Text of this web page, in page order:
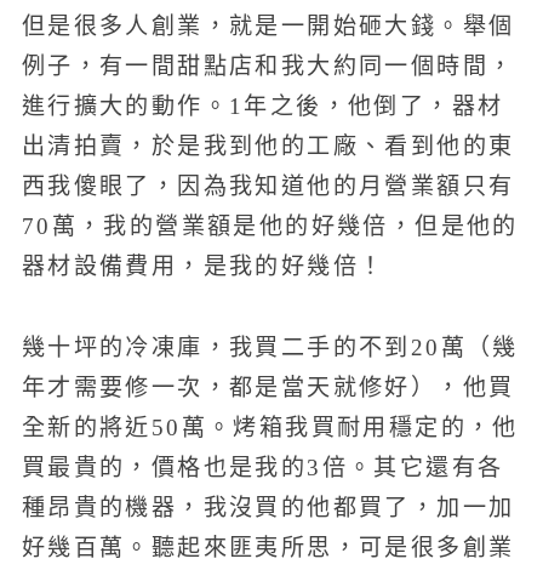
但是很多人創業，就是一開始砸大錢。舉個
例子，有一間甜點店和我大約同一個時間，
進行擴大的動作。1年之後，他倒了，器材
出清拍賣，於是我到他的工廠、看到他的東
西我傻眼了，因為我知道他的月營業額只有
70萬，我的營業額是他的好幾倍，但是他的
器材設備費用，是我的好幾倍！
幾十坪的冷凍庫，我買二手的不到20萬（幾
年才需要修一次，都是當天就修好），他買
全新的將近50萬。烤箱我買耐用穩定的，他
買最貴的，價格也是我的3倍。其它還有各
種昂貴的機器，我沒買的他都買了，加一加
好幾百萬。聽起來匪夷所思，可是很多創業